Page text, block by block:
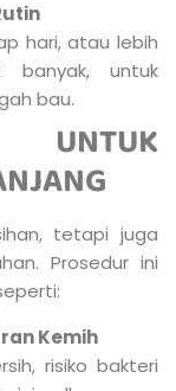
hari, atau lebih
banyak, untuk
bau.
UNTUK
tetapi juga
Prosedur ini
Kemih
risiko bakteri